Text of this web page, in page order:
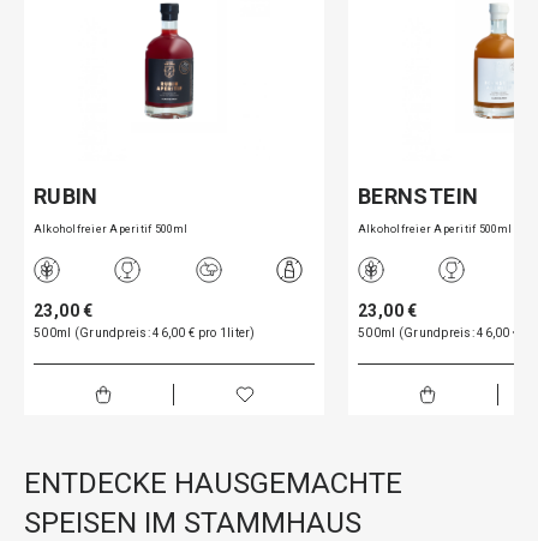
RUBIN
Alkoholfreier Aperitif 500ml
23,00 €
500ml (Grundpreis: 46,00 € pro 1liter)
BERNSTEIN
Alkoholfreier Aperitif 500ml
23,00 €
500ml (Grundpreis: 46,00 €
ENTDECKE HAUSGEMACHTE
SPEISEN IM STAMMHAUS